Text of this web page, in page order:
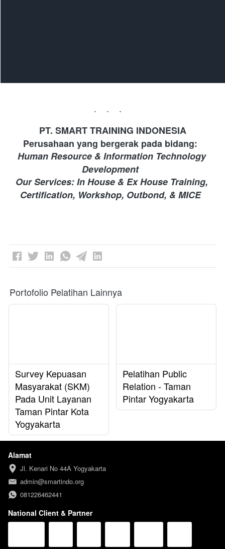
...
PT. SMART TRAINING INDONESIA
Perusahaan yang bergerak pada bidang:
Human Resource & Information Technology
Development
Our Services: In House & Ex House Training,
Certification, Workshop, Outbond, & MICE
Portofolio Pelatihan Lainnya
Survey Kepuasan
Masyarakat (SKM)
Pada Unit Layanan
Taman Pintar Kota
Yogyakarta
Pelatihan Public
Relation - Taman
Pintar Yogyakarta
Alamat
Jl. Kenari No 44A Yogyakarta
admin@smartindo.org
081226462441
National Client & Partner